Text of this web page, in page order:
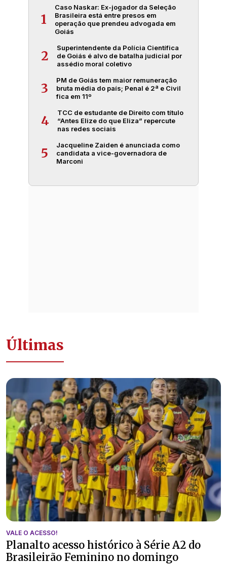
1
Caso Naskar: Ex-jogador da Seleção
Brasileira está entre presos em
operação que prendeu advogada em
Goiás
2
Superintendente da Polícia Científica
de Goiás é alvo de batalha judicial por
assédio moral coletivo
3
PM de Goiás tem maior remuneração
bruta média do país; Penal é 2ª e Civil
fica em 11º
4
TCC de estudante de Direito com título
“Antes Elize do que Eliza” repercute
nas redes sociais
5
Jacqueline Zaiden é anunciada como
candidata a vice-governadora de
Marconi
Últimas
VALE O ACESSO!
Planalto acesso histórico à Série A2 do
Brasileirão Feminino no domingo